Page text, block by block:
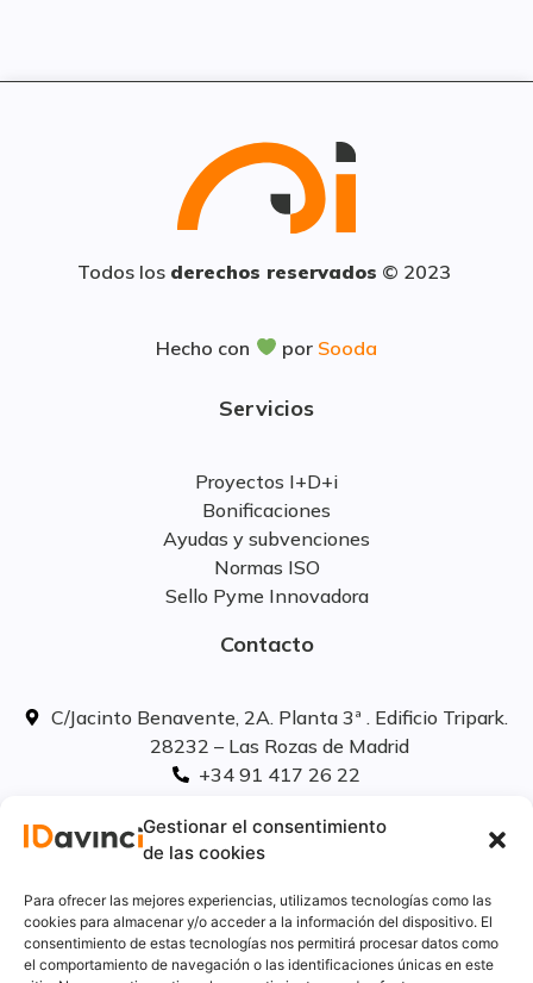
Gestionar el consentimiento
de las cookies
Para ofrecer las mejores experiencias, utilizamos tecnologías como las
cookies para almacenar y/o acceder a la información del dispositivo. El
consentimiento de estas tecnologías nos permitirá procesar datos como
el comportamiento de navegación o las identificaciones únicas en este
Todos los derechos reservados © 2023
Hecho con por Sooda
Servicios
Proyectos I+D+i
Bonificaciones
Ayudas y subvenciones
Normas ISO
Sello Pyme Innovadora
Contacto
C/Jacinto Benavente, 2A. Planta 3ª . Edificio Tripark.
28232 – Las Rozas de Madrid
+34 91 417 26 22
linkedIn
Aviso Legal